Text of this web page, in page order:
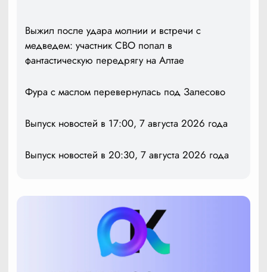
Выжил после удара молнии и встречи с
медведем: участник СВО попал в
фантастическую передрягу на Алтае
Фура с маслом перевернулась под Залесово
Выпуск новостей в 17:00, 7 августа 2026 года
Выпуск новостей в 20:30, 7 августа 2026 года